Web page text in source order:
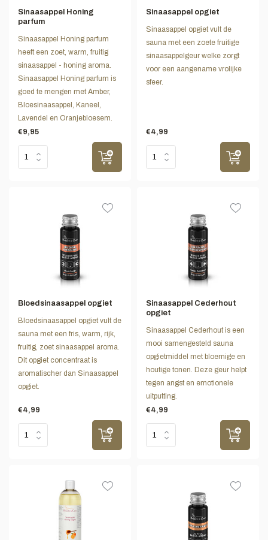
Sinaasappel Honing
parfum
Sinaasappel Honing parfum
heeft een zoet, warm, fruitig
sinaasappel - honing aroma.
Sinaasappel Honing parfum is
goed te mengen met Amber,
Bloesinaasappel, Kaneel,
Lavendel en Oranjebloesem.
€9,95
Sinaasappel opgiet
Sinaasappel opgiet vult de
sauna met een zoete fruitige
sinaasappelgeur welke zorgt
voor een aangename vrolijke
sfeer.
€4,99
Bloedsinaasappel opgiet
Bloedsinaasappel opgiet vult de
sauna met een fris, warm, rijk,
fruitig, zoet sinaasappel aroma.
Dit opgiet concentraat is
aromatischer dan Sinaasappel
opgiet.
€4,99
Sinaasappel Cederhout
opgiet
Sinaasappel Cederhout is een
mooi samengesteld sauna
opgietmiddel met bloemige en
houtige tonen. Deze geur helpt
tegen angst en emotionele
uitputting.
€4,99